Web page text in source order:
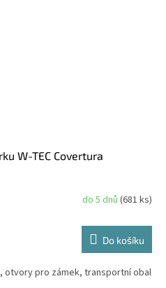
W-TEC Covertura
do 5 dnů (681 ks)
Do košíku
otvory pro zámek, transportní obal